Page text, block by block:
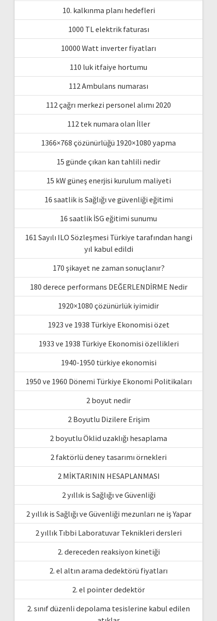
10. kalkınma planı hedefleri
1000 TL elektrik faturası
10000 Watt inverter fiyatları
110 luk itfaiye hortumu
112 Ambulans numarası
112 çağrı merkezi personel alımı 2020
112 tek numara olan İller
1366×768 çözünürlüğü 1920×1080 yapma
15 günde çıkan kan tahlili nedir
15 kW güneş enerjisi kurulum maliyeti
16 saatlik is Sağlığı ve güvenliği eğitimi
16 saatlik İSG eğitimi sunumu
161 Sayılı ILO Sözleşmesi Türkiye tarafından hangi
yıl kabul edildi
170 şikayet ne zaman sonuçlanır?
180 derece performans DEĞERLENDİRME Nedir
1920×1080 çözünürlük iyimidir
1923 ve 1938 Türkiye Ekonomisi özet
1933 ve 1938 Türkiye Ekonomisi özellikleri
1940-1950 türkiye ekonomisi
1950 ve 1960 Dönemi Türkiye Ekonomi Politikaları
2 boyut nedir
2 Boyutlu Dizilere Erişim
2 boyutlu Öklid uzaklığı hesaplama
2 faktörlü deney tasarımı örnekleri
2 MİKTARININ HESAPLANMASI
2 yıllık is Sağlığı ve Güvenliği
2 yıllık is Sağlığı ve Güvenliği mezunları ne iş Yapar
2 yıllık Tıbbi Laboratuvar Teknikleri dersleri
2. dereceden reaksiyon kinetiği
2. el altın arama dedektörü fiyatları
2. el pointer dedektör
2. sınıf düzenli depolama tesislerine kabul edilen